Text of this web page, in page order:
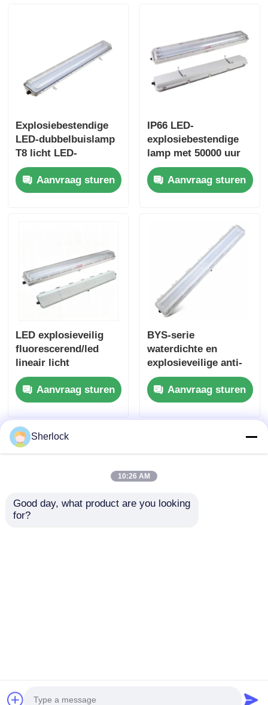
Explosiebestendige
LED-dubbelbuislamp
T8 licht LED-
fluorescerende
buislampAanvraag sturen
IP66 LED-
explosiebestendige
lamp met 50000 uur
levensduur en 100-
277 VAC
breedspanning voor
Aanvraag sturen
LED explosieveilig
fluorescerend/led
lineair licht
Aanvraag sturen
BYS-serie
waterdichte en
explosieveilige anti-
corrosie
fluorescerende / LED-
lamp
Aanvraag sturen
Fabriek.Copyright © 2026 Ningbo VivaTrade
Sherlock
10:26 AM
Good day, what product are you looking
for?